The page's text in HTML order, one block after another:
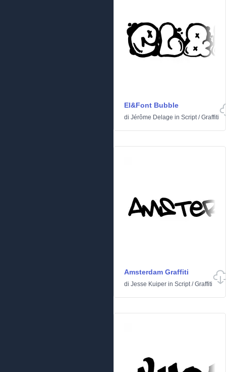
El&Font Bubble
di Jérôme Delage in Script/Graffiti
Amsterdam Graffiti
di Jesse Kuiper in Script/Graffiti